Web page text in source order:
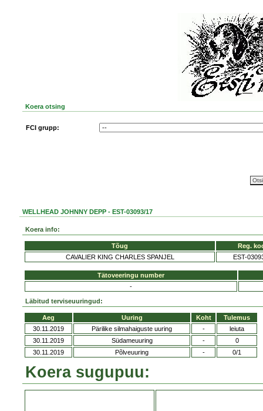
Koera otsing
FCI grupp:
WELLHEAD JOHNNY DEPP - EST-03093/17
Koera info:
Tõug
Reg.
CAVALIER KING CHARLES SPANJEL
EST-
Tätoveeringu number
-
Läbitud terviseuuringud:
Aeg Uuring Koht
Tulemus
30.11.2019
Pärilike silmahaiguste uuring -
leiuta
30.11.2019
Südameuuring -
0
30.11.2019
Põlveuuring - 0/1
Koera sugupuu: